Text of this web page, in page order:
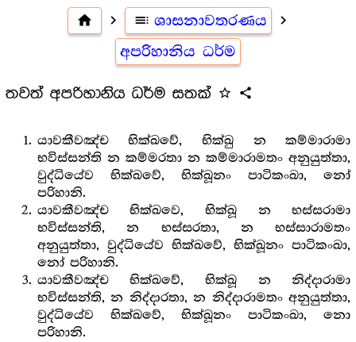
home navigate_next toc ශාසනාවතරණය navigate_next
අපරිහානිය ධර්ම
තවත් අපරිහානිය ධර්ම සතක් star_outline share
යාවකීවඤ්ච භික්ඛවේ, භික්ඛු න කම්මාරාමා
භවිස්සන්ති න කම්මරතා න කම්මාරාමතං අනුයුත්තා,
වුද්ධියේව භික්ඛවේ, භික්ඛූනං පාටිකංඛා, නෝ
පරිහානි.
යාවකීවඤ්ච භික්ඛවෙ, භික්ඛූ න භස්සරාමා
භවිස්සන්ති, න භස්සරතා, න භස්සාරාමතං
අනුයුත්තා, වුද්ධියේව භික්ඛවේ, භික්ඛූනං පාටිකංඛා,
නෝ පරිහානි.
යාවකීවඤ්ච භික්ඛවේ, භික්ඛූ න නිද්දාරාමා
භවිස්සන්ති, න නිද්දාරතා, න නිද්දාරාමතං අනුයුත්තා,
වුද්ධියේව භික්ඛවේ, භික්ඛූනං පාටිකංඛා, නො
පරිහානි.